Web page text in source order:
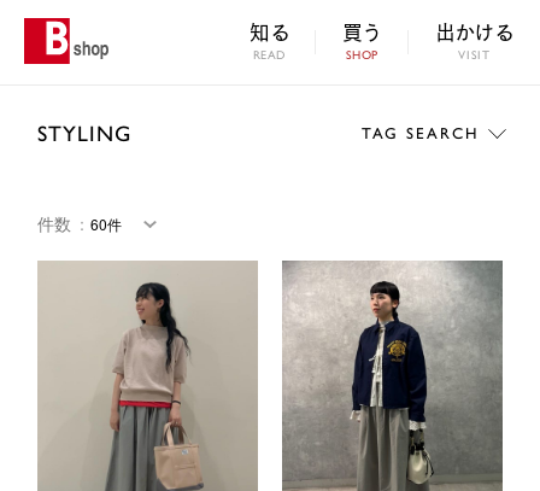
知る
READ
買う
SHOP
出かける
VISIT
STYLING TAG SEARCH
件数 ：